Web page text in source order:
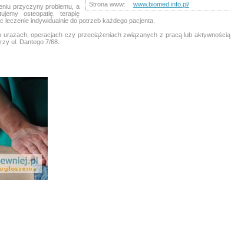
Strona www:
www.biomed.info.pl/
przyczyny problemu, a
osteopatię, terapię
indywidualnie do potrzeb każdego pacjenta.
urazach, operacjach czy przeciążeniach związanych z pracą lub aktywnością
ul. Dantego 7/68.